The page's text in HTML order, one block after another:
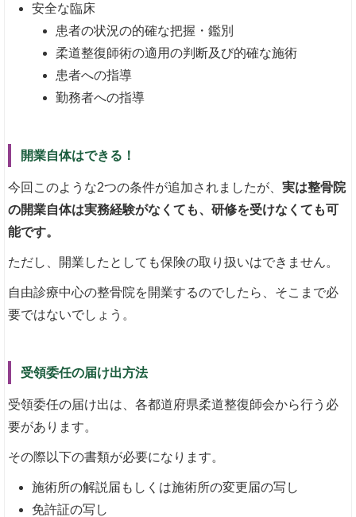
安全な臨床
患者の状況の的確な把握・鑑別
柔道整復師術の適用の判断及び的確な施術
患者への指導
勤務者への指導
開業自体はできる！
今回このような2つの条件が追加されましたが、実は整骨院
の開業自体は実務経験がなくても、研修を受けなくても可
能です。
ただし、開業したとしても保険の取り扱いはできません。
自由診療中心の整骨院を開業するのでしたら、そこまで必
要ではないでしょう。
受領委任の届け出方法
受領委任の届け出は、各都道府県柔道整復師会から行う必
要があります。
その際以下の書類が必要になります。
施術所の解説届もしくは施術所の変更届の写し
免許証の写し